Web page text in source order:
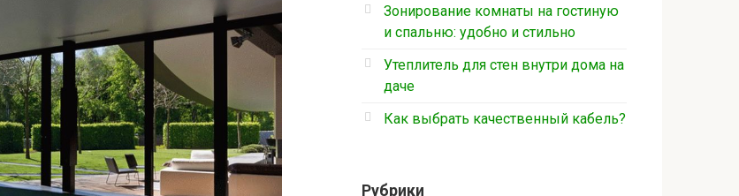
Зонирование комнаты на гостиную
и спальню: удобно и стильно
Утеплитель для стен внутри дома на
даче
Как выбрать качественный кабель?
Рубрики